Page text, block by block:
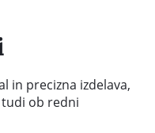
in precizna izdelava,
ob redni